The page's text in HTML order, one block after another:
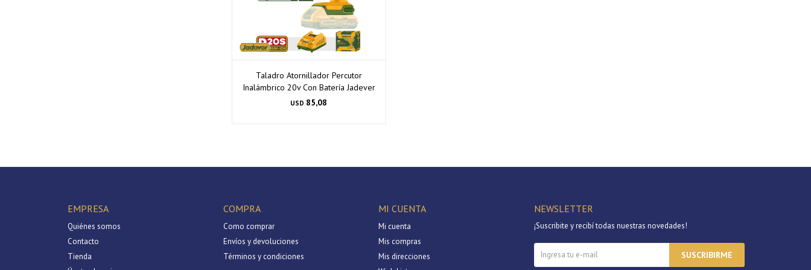
Taladro Atornillador Percutor
Inalámbrico 20v Con Batería Jadever
USD 85,08
EMPRESA
Quiénes somos
Contacto
Tienda
COMPRA
Como comprar
Envíos y devoluciones
Términos y condiciones
MI CUENTA
Mi cuenta
Mis compras
Mis direcciones
NEWSLETTER
¡Suscribite y recibí todas nuestras novedades!
SUSCRIBIRME